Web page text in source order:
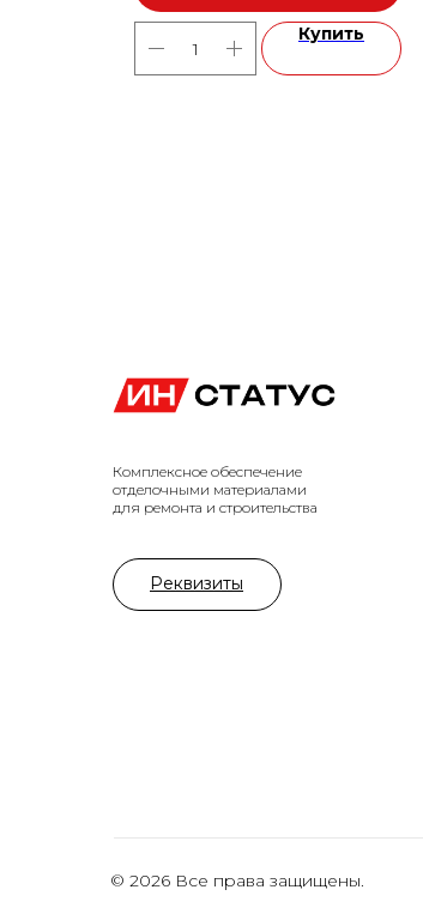
Купить
© 2026 Все права защищены.
Комплексное обеспечение
отделочными материалами
для ремонта и строительства
Реквизиты